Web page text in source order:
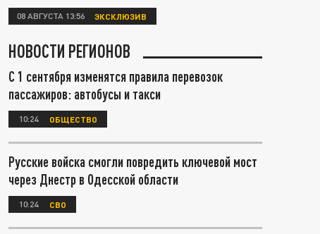
08 АВГУСТА 13:56 ЭКСКЛЮЗИВ
НОВОСТИ РЕГИОНОВ
С 1 сентября изменятся правила перевозок
пассажиров: автобусы и такси
10:24 ОБЩЕСТВО
Русские войска смогли повредить ключевой мост
через Днестр в Одесской области
10:24 СВО